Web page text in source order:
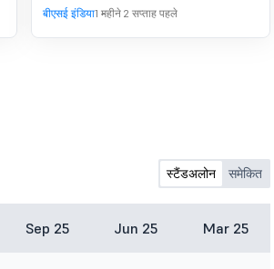
बीएसई इंडिया1 महीने 2 सप्ताह पहले
स्टैंडअलोन समेकित
Sep 25 Jun 25 Mar 25